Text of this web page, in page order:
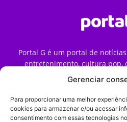
Gerenciar
Para proporcionar uma melhor
cookies para armazenar e/ou acessar
consentimento com essas tecnologias
Portal G é um portal de
entretenimento, cultura pop,
streaming, games e iniciativas
forma como o público vive e
Contato: